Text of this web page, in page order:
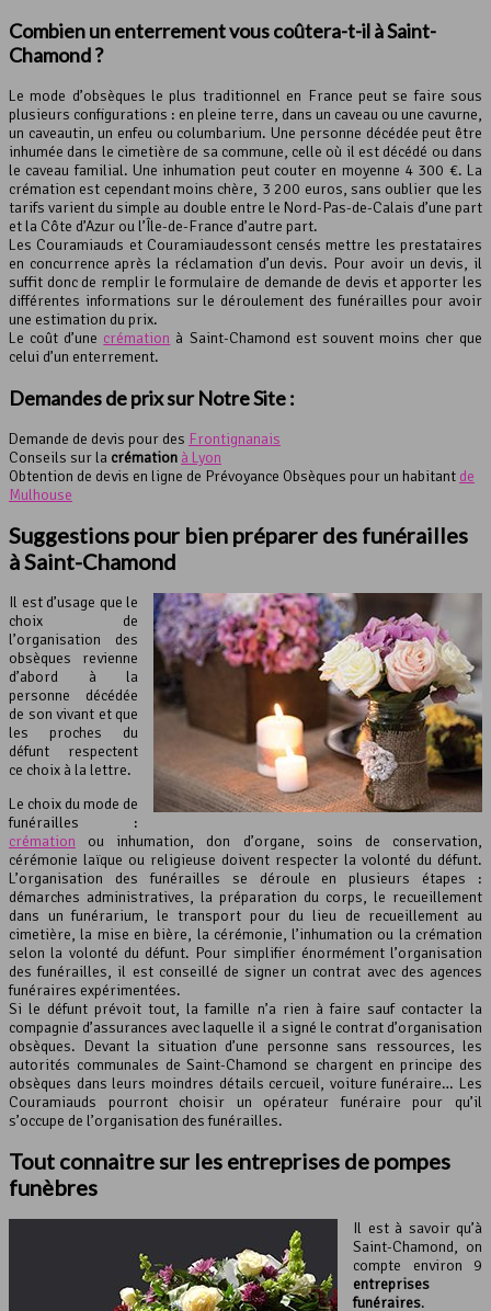
Combienun enterrementvous coûtera-t-il à Saint-
Chamond ?
Le mode d’obsèques le plus traditionnel en France peut se faire sous
plusieurs configurations : en pleine terre, dans un caveau ou une cavurne,
un caveautin, un enfeu ou columbarium. Une personne décédée peut être
inhumée dans le cimetière de sa commune, celle où il est décédé ou dans
le caveau familial. Une inhumation peut couter en moyenne 4 300 €. La
crémation est cependant moins chère, 3 200 euros, sans oublier que les
tarifs varient du simple au double entre le Nord-Pas-de-Calais d’une part
et la Côte d’Azur ou l’Île-de-France d’autre part.
Les Couramiauds et Couramiaudessont censés mettre les prestataires
en concurrence après la réclamation d’un devis. Pour avoir un devis, il
suffit donc de remplir le formulaire de demande de devis et apporter les
différentes informations sur le déroulement des funérailles pour avoir
une estimation du prix.
Le coût d’une crémation à Saint-Chamond est souvent moins cher que
celui d’un enterrement.
Demandes de prix sur Notre Site :
Demande de devis pour des Frontignanais
Conseils sur la crémation à Lyon
Obtention de devis en ligne de Prévoyance Obsèques pour un habitant de
Mulhouse
Suggestions pour bien préparer des funérailles
à Saint-Chamond
Il est d’usage que le
choix de
l’organisation des
obsèques revienne
d’abord à la
personne décédée
de son vivant et que
les proches du
défunt respectent
ce choix à la lettre.
Le choix du mode de
funérailles :
crémation ou inhumation, don d’organe, soins de conservation,
cérémonie laïque ou religieuse doivent respecter la volonté du défunt.
L’organisation des funérailles se déroule en plusieurs étapes :
démarches administratives, la préparation du corps, le recueillement
dans un funérarium, le transport pour du lieu de recueillement au
cimetière, la mise en bière, la cérémonie, l’inhumation ou la crémation
selon la volonté du défunt. Pour simplifier énormément l’organisation
des funérailles, il est conseillé de signer un contrat avec des agences
funéraires expérimentées.
Si le défunt prévoit tout, la famille n’a rien à faire sauf contacter la
compagnie d’assurances avec laquelle il a signé le contrat d’organisation
obsèques. Devant la situation d’une personne sans ressources, les
autorités communales de Saint-Chamond se chargent en principe des
obsèques dans leurs moindres détails cercueil, voiture funéraire… Les
Couramiauds pourront choisir un opérateur funéraire pour qu’il
s’occupe de l’organisation des funérailles.
Tout connaitre sur les entreprises de pompes
funèbres
Il est à savoir qu’à
Saint-Chamond, on
compte environ 9
entreprises
funéraires.